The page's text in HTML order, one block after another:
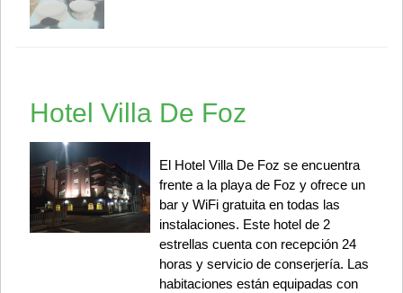
Hotel Villa De Foz
El Hotel Villa De Foz se encuentra
frente a la playa de Foz y ofrece un
bar y WiFi gratuita en todas las
instalaciones. Este hotel de 2
estrellas cuenta con recepción 24
horas y servicio de conserjería. Las
habitaciones están equipadas con